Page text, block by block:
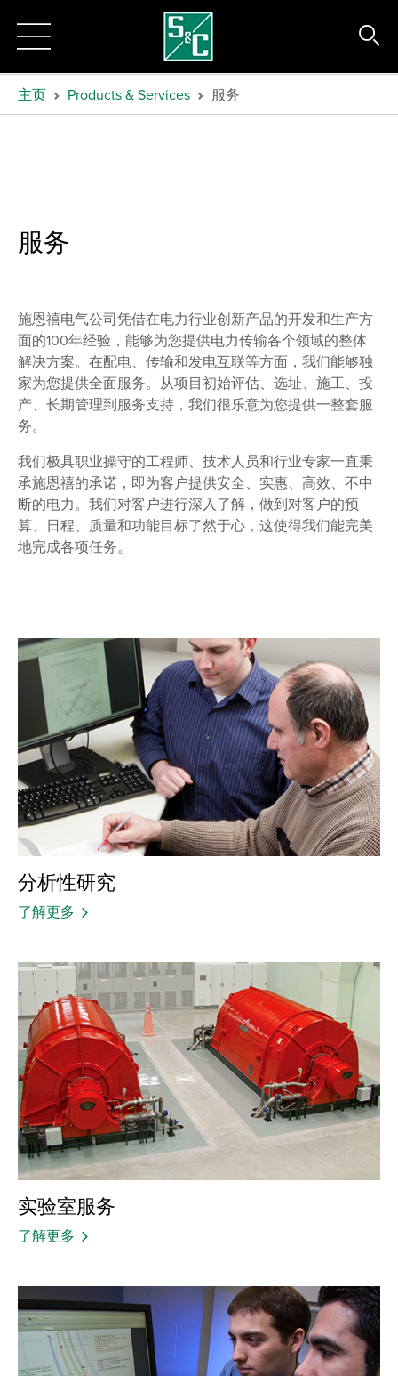
主页 Products & Services 服务
服务
施恩禧电气公司凭借在电力行业创新产品的开发和生产方
面的100年经验，能够为您提供电力传输各个领域的整体
解决方案。在配电、传输和发电互联等方面，我们能够独
家为您提供全面服务。从项目初始评估、选址、施工、投
产、长期管理到服务支持，我们很乐意为您提供一整套服
务。
我们极具职业操守的工程师、技术人员和行业专家一直秉
承施恩禧的承诺，即为客户提供安全、实惠、高效、不中
断的电力。我们对客户进行深入了解，做到对客户的预
算、日程、质量和功能目标了然于心，这使得我们能完美
地完成各项任务。
分析性研究
了解更多
实验室服务
了解更多